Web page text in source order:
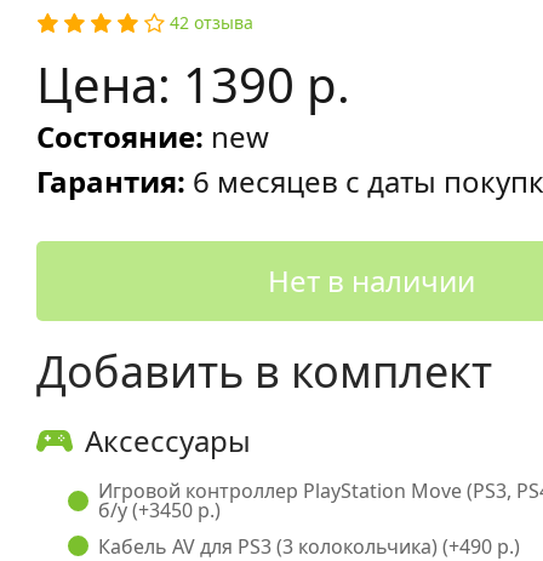
42 отзыва
Цена: 1390 р.
Состояние: new
Гарантия: 6 месяцев с даты
Нет в наличии
Добавить в комплект
Аксессуары
Игровой контроллер PlayStation Move (PS3,
б/у (+3450 р.)
Кабель AV для PS3 (3 колокольчика) (+490 р.)